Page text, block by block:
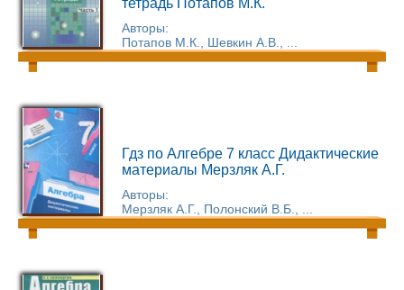
тетрадь Потапов М.К.
Авторы:
Потапов М.К., Шевкин А.В., ...
Гдз по Алгебре 7 класс Дидактические
материалы Мерзляк А.Г.
Авторы:
Мерзляк А.Г., Полонский В.Б., ...